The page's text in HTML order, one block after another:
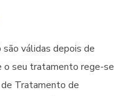
válidas depois de
o seu tratamento rege-se
Tratamento de